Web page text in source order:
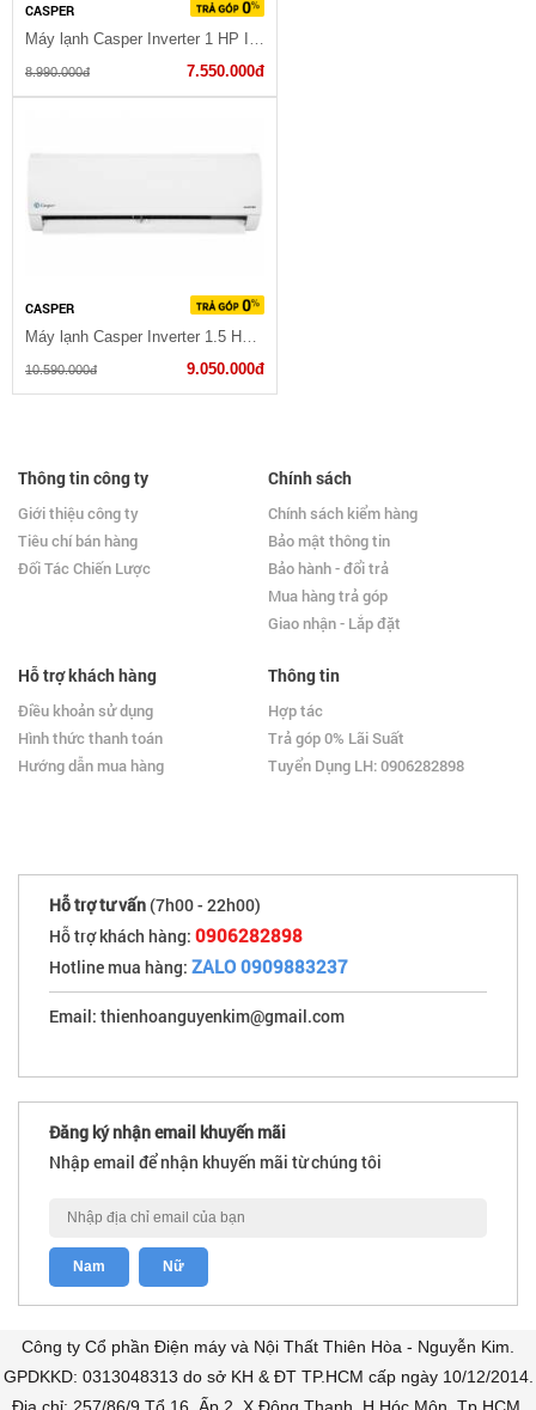
CASPER
Máy lạnh Casper Inverter 1 HP IC-09TL32
8.990.000đ 7.550.000đ
CASPER
Máy lạnh Casper Inverter 1.5 HP IC-12TL32
10.590.000đ 9.050.000đ
Thông tin công ty
Giới thiệu công ty
Tiêu chí bán hàng
Đối Tác Chiến Lược
Chính sách
Chính sách kiểm hàng
Bảo mật thông tin
Bảo hành - đổi trả
Mua hàng trả góp
Giao nhận - Lắp đặt
Hỗ trợ khách hàng
Điều khoản sử dụng
Hình thức thanh toán
Hướng dẫn mua hàng
Thông tin
Hợp tác
Trả góp 0% Lãi Suất
Tuyển Dụng LH: 0906282898
Hỗ trợ tư vấn (7h00 - 22h00)
Hỗ trợ khách hàng: 0906282898
Hotline mua hàng: ZALO 0909883237
Email: thienhoanguyenkim@gmail.com
Đăng ký nhận email khuyến mãi
Nhập email để nhận khuyến mãi từ chúng tôi
Công ty Cổ phần Điện máy và Nội Thất Thiên Hòa - Nguyễn Kim.
GPDKKD: 0313048313 do sở KH & ĐT TP.HCM cấp ngày 10/12/2014.